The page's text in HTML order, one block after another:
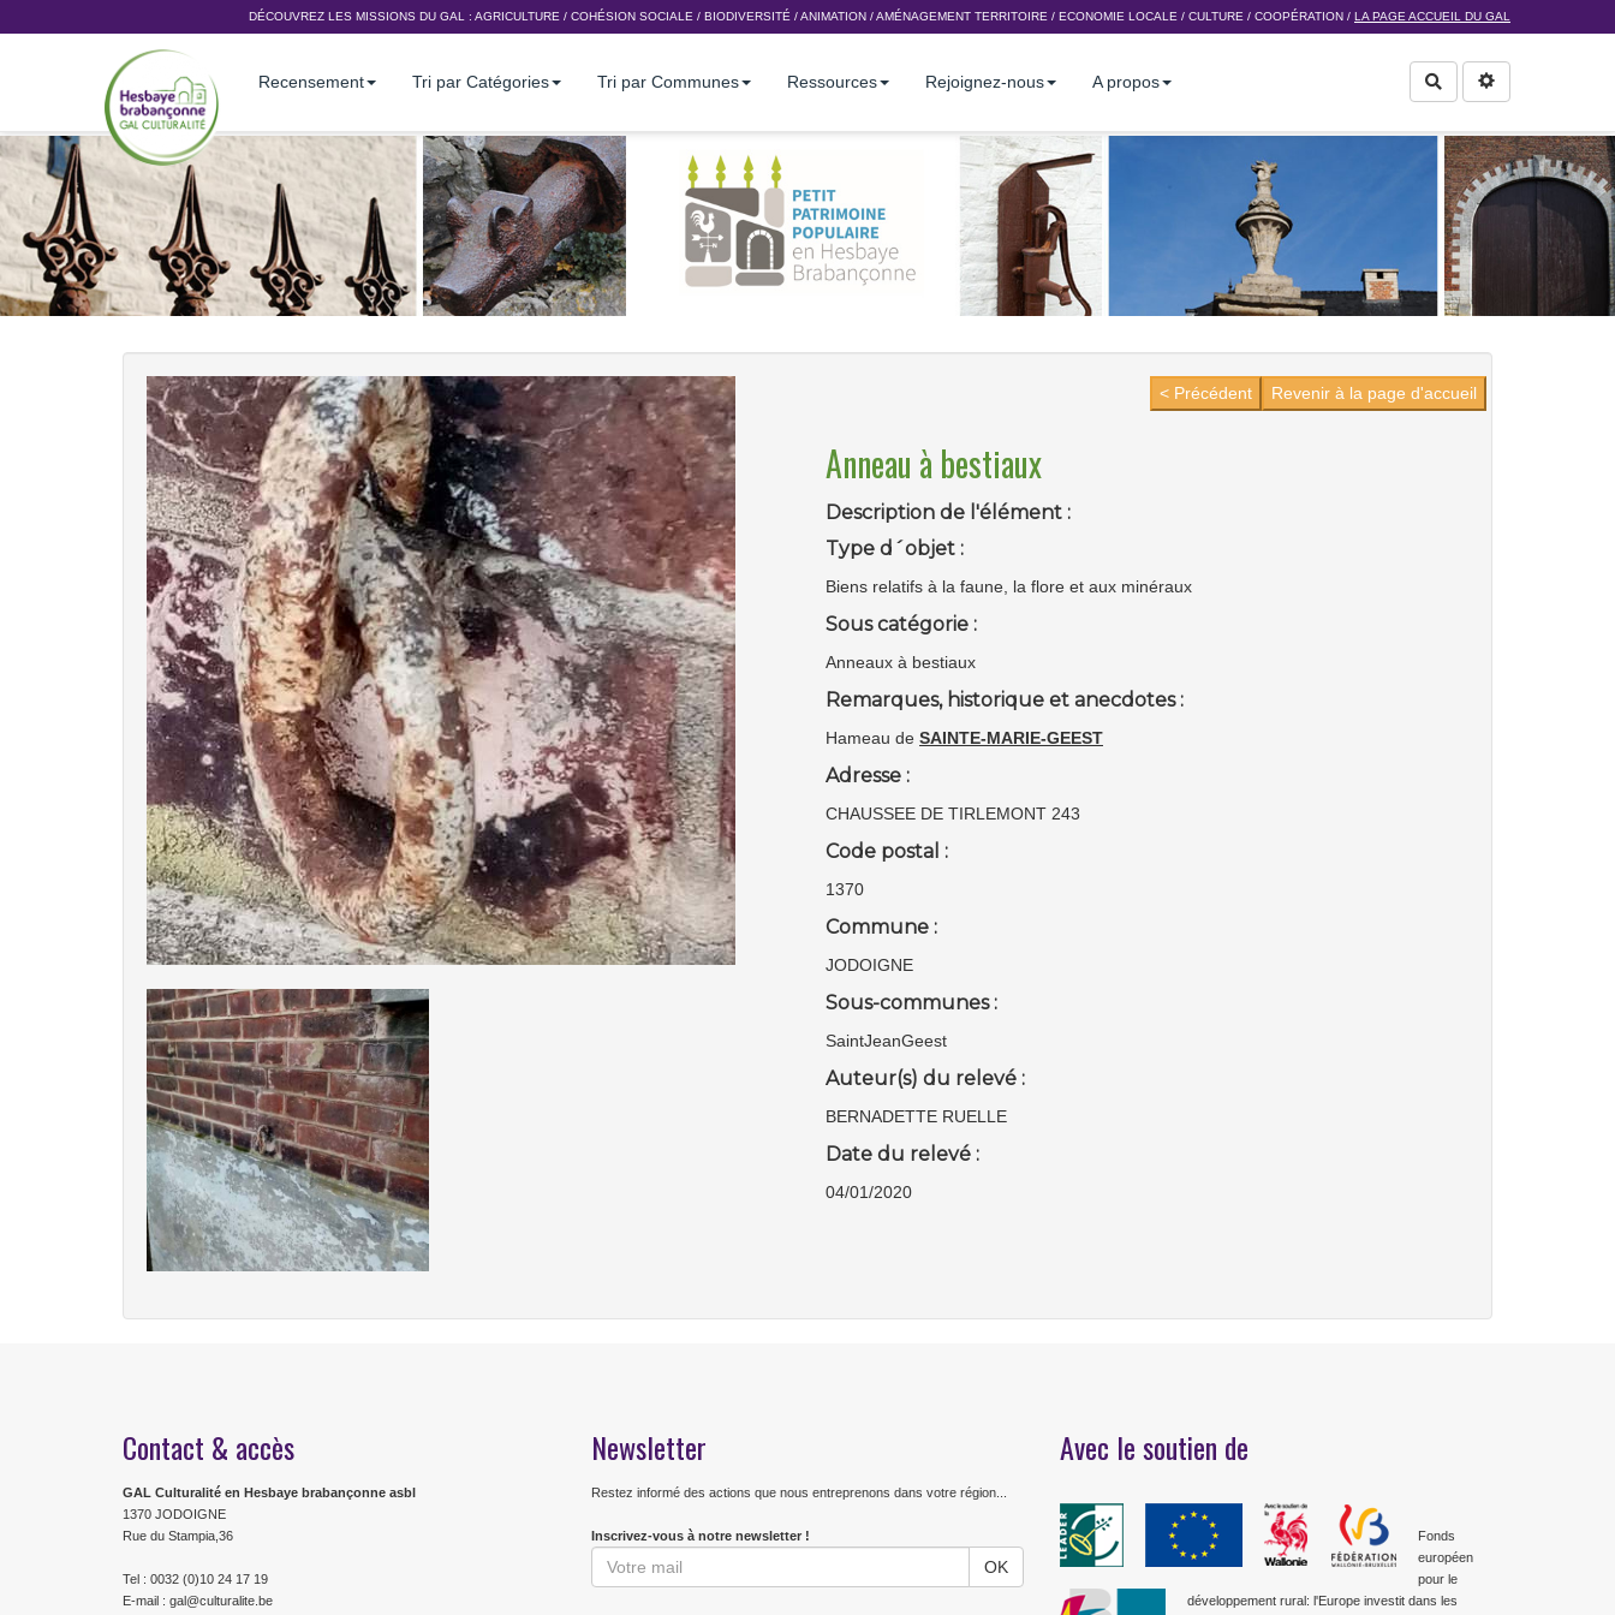
DÉCOUVREZ LES MISSIONS DU GAL : AGRICULTURE / COHÉSION SOCIALE / BIODIVERSITÉ /ANIMATION /AMÉNAGEMENT TERRITOIRE / ECONOMIE LOCALE / CULTURE / COOPÉRATION / LA PAGE ACCUEIL DU GAL
Recensement Tri par Catégories Tri par Communes Ressources Rejoignez-nous A propos Rechercher
Revenir à la page d'accueil
< Précédent
Anneau à bestiaux
Description de l'élément :
Type d´objet :
Biens relatifs à la faune, la flore et aux minéraux
Sous catégorie :
Anneaux à bestiaux
Remarques, historique et anecdotes :
Hameau de SAINTE-MARIE-GEEST
Adresse :
CHAUSSEE DE TIRLEMONT 243
Code postal :
1370
Commune :
JODOIGNE
Sous-communes :
SaintJeanGeest
Auteur(s) du relevé :
BERNADETTE RUELLE
Date du relevé :
04/01/2020
Contact & accès
GAL Culturalité en Hesbaye brabançonne asbl
1370 JODOIGNE
Rue du Stampia,36
Tel : 0032 (0)10 24 17 19
E-mail : gal@culturalite.be
Newsletter
Restez informé des actions que nous entreprenons dans votre région...
Inscrivez-vous à notre newsletter !
Avec le soutien de
Fonds
européen
pour le
développement rural: l'Europe investit dans les